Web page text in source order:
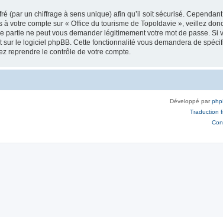
(par un chiffrage à sens unique) afin qu’il soit sécurisé.
à votre compte sur « Office du tourisme de Topoldavie », veillez
partie ne peut vous demander légitimement votre mot de passe.
sur le logiciel phpBB. Cette fonctionnalité vous demandera de
reprendre le contrôle de votre compte.
Développé par
Traduction